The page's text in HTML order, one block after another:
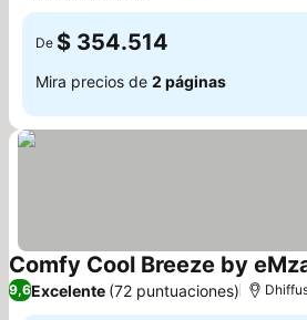
De $ 354.514
Mira precios de 2 páginas
Comfy Cool Breeze by
9,6Excelente (72 puntuaciones)